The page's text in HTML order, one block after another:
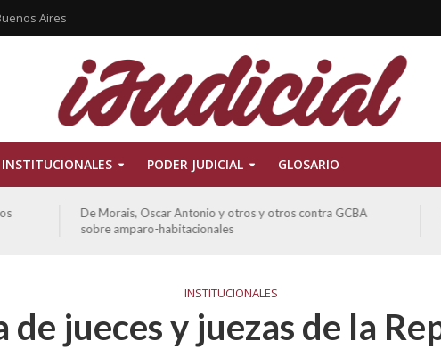
Aires
INSTITUCIONALES PODER JUDICIAL GLOSARIO
De Morais, Oscar Antonio y otros y otros contra GCBA
sobre amparo-habitacionales
INSTITUCIONALES
de jueces y juezas de la